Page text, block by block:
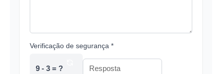
Verificação de segurança *
9 - 3 = ?